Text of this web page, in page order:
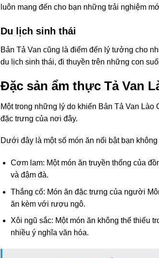
luôn mang đến cho bạn những trải nghiệm
Du lịch sinh thái
Bản Tả Van cũng là điểm đến lý tưởng cho
du lịch sinh thái, đi thuyền trên những con
Đặc sản ẩm thực Tả Van
Một trong những lý do khiến Bản Tả Van
đặc trưng của nơi đây.
Dưới đây là một số món ăn nổi bật bạn
Cơm lam: Một món ăn truyền thống của
và đậm đà.
Thắng cố: Món ăn đặc trưng của người
ăn kèm với rượu ngô.
Xôi ngũ sắc: Một món ăn không thể thiếu
nhiều ý nghĩa văn hóa.